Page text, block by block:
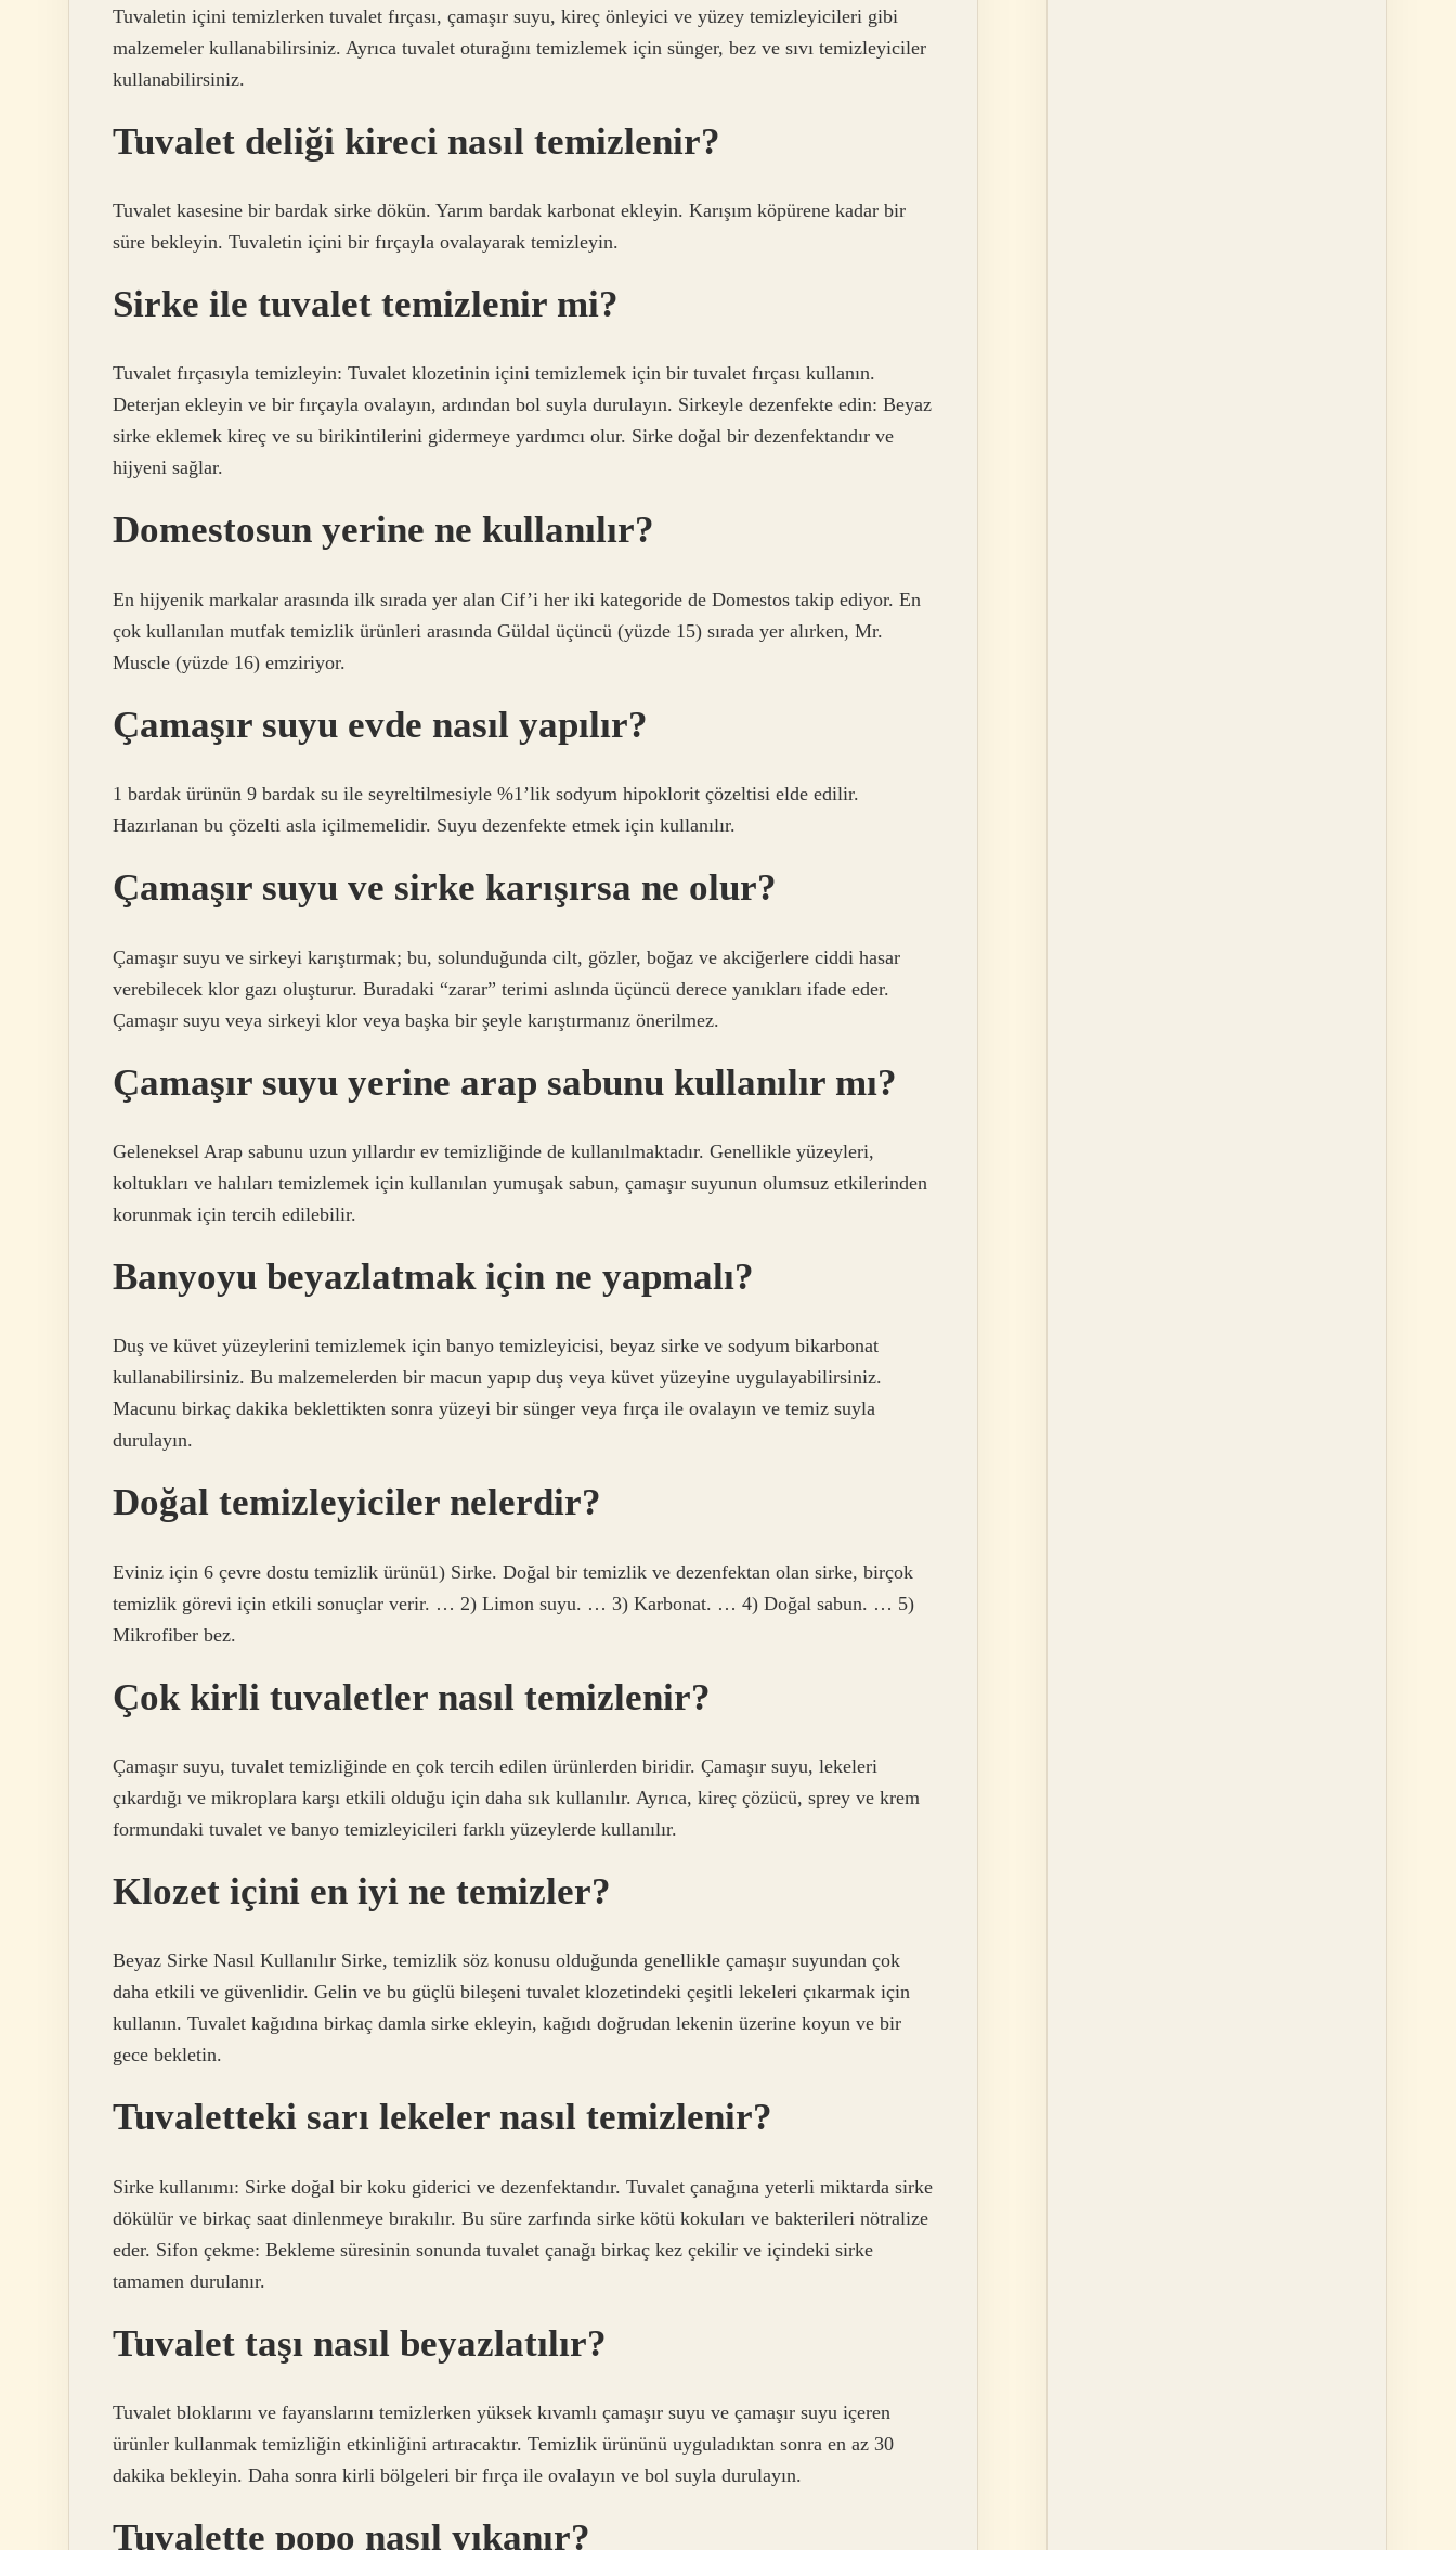
Tuvaletin içini temizlerken tuvalet fırçası, çamaşır suyu, kireç önleyici ve yüzey temizleyicileri gibi
malzemeler kullanabilirsiniz. Ayrıca tuvalet oturağını temizlemek için sünger, bez ve sıvı temizleyiciler
kullanabilirsiniz.
Tuvalet deliği kireci nasıl temizlenir?
Tuvalet kasesine bir bardak sirke dökün. Yarım bardak karbonat ekleyin. Karışım köpürene kadar bir
süre bekleyin. Tuvaletin içini bir fırçayla ovalayarak temizleyin.
Sirke ile tuvalet temizlenir mi?
Tuvalet fırçasıyla temizleyin: Tuvalet klozetinin içini temizlemek için bir tuvalet fırçası kullanın.
Deterjan ekleyin ve bir fırçayla ovalayın, ardından bol suyla durulayın. Sirkeyle dezenfekte edin: Beyaz
sirke eklemek kireç ve su birikintilerini gidermeye yardımcı olur. Sirke doğal bir dezenfektandır ve
hijyeni sağlar.
Domestosun yerine ne kullanılır?
En hijyenik markalar arasında ilk sırada yer alan Cif’i her iki kategoride de Domestos takip ediyor. En
çok kullanılan mutfak temizlik ürünleri arasında Güldal üçüncü (yüzde 15) sırada yer alırken, Mr.
Muscle (yüzde 16) emziriyor.
Çamaşır suyu evde nasıl yapılır?
1 bardak ürünün 9 bardak su ile seyreltilmesiyle %1’lik sodyum hipoklorit çözeltisi elde edilir.
Hazırlanan bu çözelti asla içilmemelidir. Suyu dezenfekte etmek için kullanılır.
Çamaşır suyu ve sirke karışırsa ne olur?
Çamaşır suyu ve sirkeyi karıştırmak; bu, solunduğunda cilt, gözler, boğaz ve akciğerlere ciddi hasar
verebilecek klor gazı oluşturur. Buradaki “zarar” terimi aslında üçüncü derece yanıkları ifade eder.
Çamaşır suyu veya sirkeyi klor veya başka bir şeyle karıştırmanız önerilmez.
Çamaşır suyu yerine arap sabunu kullanılır mı?
Geleneksel Arap sabunu uzun yıllardır ev temizliğinde de kullanılmaktadır. Genellikle yüzeyleri,
koltukları ve halıları temizlemek için kullanılan yumuşak sabun, çamaşır suyunun olumsuz etkilerinden
korunmak için tercih edilebilir.
Banyoyu beyazlatmak için ne yapmalı?
Duş ve küvet yüzeylerini temizlemek için banyo temizleyicisi, beyaz sirke ve sodyum bikarbonat
kullanabilirsiniz. Bu malzemelerden bir macun yapıp duş veya küvet yüzeyine uygulayabilirsiniz.
Macunu birkaç dakika beklettikten sonra yüzeyi bir sünger veya fırça ile ovalayın ve temiz suyla
durulayın.
Doğal temizleyiciler nelerdir?
Eviniz için 6 çevre dostu temizlik ürünü1) Sirke. Doğal bir temizlik ve dezenfektan olan sirke, birçok
temizlik görevi için etkili sonuçlar verir. … 2) Limon suyu. … 3) Karbonat. … 4) Doğal sabun. … 5)
Mikrofiber bez.
Çok kirli tuvaletler nasıl temizlenir?
Çamaşır suyu, tuvalet temizliğinde en çok tercih edilen ürünlerden biridir. Çamaşır suyu, lekeleri
çıkardığı ve mikroplara karşı etkili olduğu için daha sık kullanılır. Ayrıca, kireç çözücü, sprey ve krem ​​
formundaki tuvalet ve banyo temizleyicileri farklı yüzeylerde kullanılır.
Klozet içini en iyi ne temizler?
Beyaz Sirke Nasıl Kullanılır Sirke, temizlik söz konusu olduğunda genellikle çamaşır suyundan çok
daha etkili ve güvenlidir. Gelin ve bu güçlü bileşeni tuvalet klozetindeki çeşitli lekeleri çıkarmak için
kullanın. Tuvalet kağıdına birkaç damla sirke ekleyin, kağıdı doğrudan lekenin üzerine koyun ve bir
gece bekletin.
Tuvaletteki sarı lekeler nasıl temizlenir?
Sirke kullanımı: Sirke doğal bir koku giderici ve dezenfektandır. Tuvalet çanağına yeterli miktarda sirke
dökülür ve birkaç saat dinlenmeye bırakılır. Bu süre zarfında sirke kötü kokuları ve bakterileri nötralize
eder. Sifon çekme: Bekleme süresinin sonunda tuvalet çanağı birkaç kez çekilir ve içindeki sirke
tamamen durulanır.
Tuvalet taşı nasıl beyazlatılır?
Tuvalet bloklarını ve fayanslarını temizlerken yüksek kıvamlı çamaşır suyu ve çamaşır suyu içeren
ürünler kullanmak temizliğin etkinliğini artıracaktır. Temizlik ürününü uyguladıktan sonra en az 30
dakika bekleyin. Daha sonra kirli bölgeleri bir fırça ile ovalayın ve bol suyla durulayın.
Tuvalette popo nasıl yıkanır?